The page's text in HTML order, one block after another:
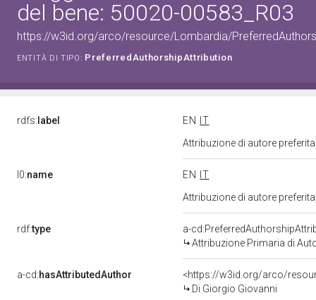
del bene: 50020-00583_R03
https://w3id.org/arco/resource/Lombardia/
ENTITÀ DI TIPO: PreferredAuthorshipAttribution
rdfs: label EN
IT
Attribuzione di autore
l0:name EN
IT
Attribuzione di autore
rdf:type
a-
Attribuzione Primaria di
a-cd:hasAttributedAuthor
<https://w3id.org/arco/
Di Giorgio Giovanni